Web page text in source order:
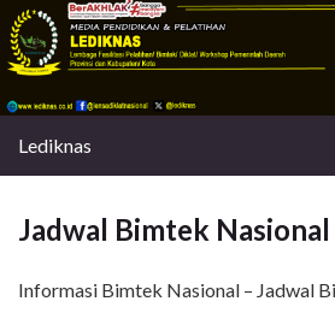
Lediknas
Jadwal Bimtek Nasional
Informasi Bimtek Nasional – Jadwal